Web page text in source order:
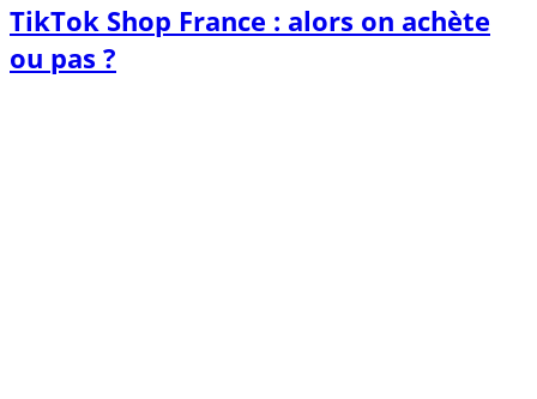
TikTok Shop France : alors on achète
ou pas ?